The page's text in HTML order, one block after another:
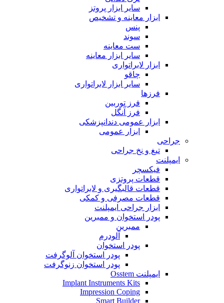
سایر ابزار پروتز
ابزار معاینه و تشخیص
پنس
سوند
ست معاینه
سایر ابزار معاینه
ابزار لابراتواری
چاقو
سایر ابزار لابراتواری
فرزها
فرز توربین
فرز آنگل
ابزار عمومی دندانپزشکی
ابزار عمومی
جراحی
تیغ و نخ جراحی
ایمپلنت
فیکسچر
قطعات پروتزی
قطعات قالبگیری و لابراتواری
قطعات مصرفی و کمکی
ابزار جراحی ایمپلنت
پودر استخوان و ممبرین
ممبرین
آلودرم
پودر استخوان
پودر استخوان آلوگرفت
پودر استخوان زنوگرفت
ایمپلنت Osstem
Implant Instruments Kits
Impression Coping
Smart Builder